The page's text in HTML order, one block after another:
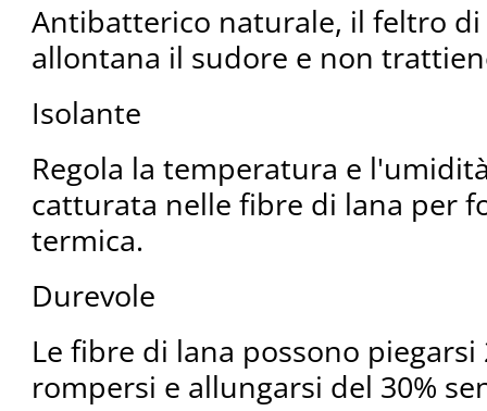
Antibatterico naturale, il feltro
allontana il sudore e non
Isolante
Regola la temperatura e
catturata nelle fibre di lana per
termica.
Durevole
Le fibre di lana possono piegarsi
rompersi e allungarsi del 30%